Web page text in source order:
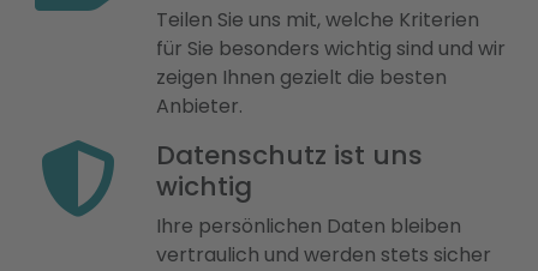
Teilen Sie uns mit, welche Kriterien
für Sie besonders wichtig sind und wir
zeigen Ihnen gezielt die besten
Anbieter.
Datenschutz ist uns
wichtig
Ihre persönlichen Daten bleiben
vertraulich und werden stets sicher